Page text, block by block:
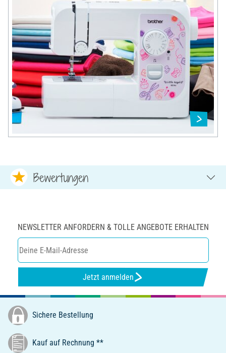
Bewertungen
NEWSLETTER ANFORDERN & TOLLE ANGEBOTE ERHALTEN
Jetzt anmelden
Sichere Bestellung
Kauf auf Rechnung **